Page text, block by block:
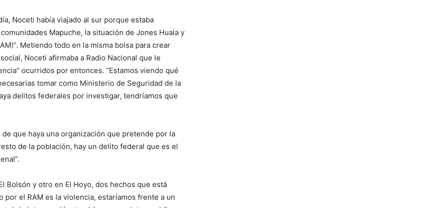
Noceti había viajado al sur porque estaba
Mapuche, la situación de Jones Huala y
Metiendo todo en la misma bolsa para crear
Noceti afirmaba a Radio Nacional que le
ocurridos por entonces. “Estamos viendo qué
tomar como Ministerio de Seguridad de la
delitos federales por investigar, tendríamos que
que haya una organización que pretende por la
de la población, hay un delito federal que es el
Bolsón y otro en El Hoyo, dos hechos que está
el RAM es la violencia, estaríamos frente a un